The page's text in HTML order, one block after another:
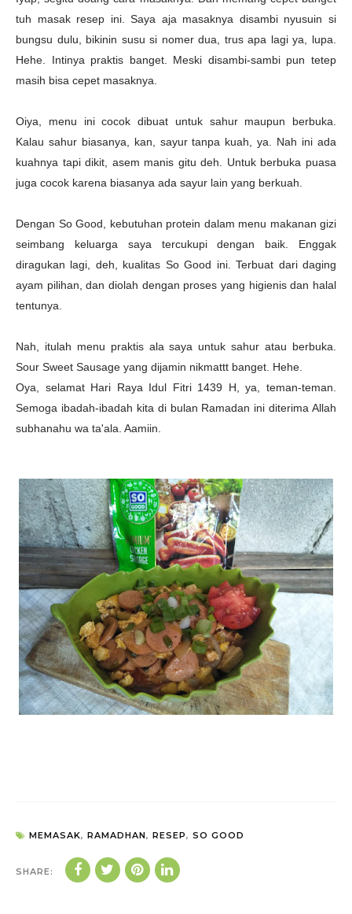
tuh masak resep ini. Saya aja masaknya disambi nyusuin si
bungsu dulu, bikinin susu si nomer dua, trus apa lagi ya, lupa.
Hehe. Intinya praktis banget. Meski disambi-sambi pun tetep
masih bisa cepet masaknya.
Oiya, menu ini cocok dibuat untuk sahur maupun berbuka.
Kalau sahur biasanya, kan, sayur tanpa kuah, ya. Nah ini ada
kuahnya tapi dikit, asem manis gitu deh. Untuk berbuka puasa
juga cocok karena biasanya ada sayur lain yang berkuah.
Dengan So Good, kebutuhan protein dalam menu makanan gizi
seimbang keluarga saya tercukupi dengan baik. Enggak
diragukan lagi, deh, kualitas So Good ini. Terbuat dari daging
ayam pilihan, dan diolah dengan proses yang higienis dan halal
tentunya.
Nah, itulah menu praktis ala saya untuk sahur atau berbuka.
Sour Sweet Sausage yang dijamin nikmattt banget. Hehe.
Oya, selamat Hari Raya Idul Fitri 1439 H, ya, teman-teman.
Semoga ibadah-ibadah kita di bulan Ramadan ini diterima Allah
subhanahu wa ta'ala. Aamiin.
MEMASAK, RAMADHAN, RESEP, SO GOOD
SHARE: